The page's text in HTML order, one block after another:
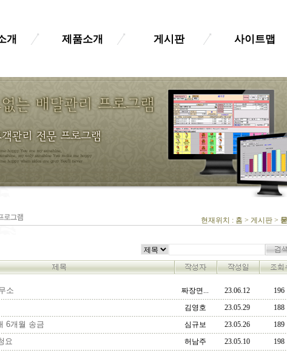
개 제품소개 게시판 사이트맵
현재위치 : 홈 > 게시판 >
소 짜장면... 23.06.12
196
김영호
23.05.29 188
6개월 송금 심규보 23.05.26 189
요 허남주 23.05.10 198